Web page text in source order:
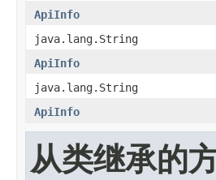
ApiInfo
java.lang.String
ApiInfo
java.lang.String
ApiInfo
从类继承